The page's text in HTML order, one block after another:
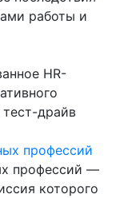
работы и
HR-
драйв
профессий
профессий —
которого